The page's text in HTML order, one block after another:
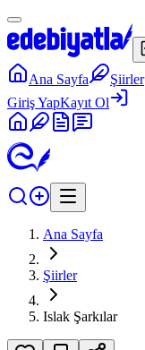
Ana Sayfa Şiirler
Giriş YapKayıt Ol
Ana Sayfa
Şiirler
Islak Şarkılar